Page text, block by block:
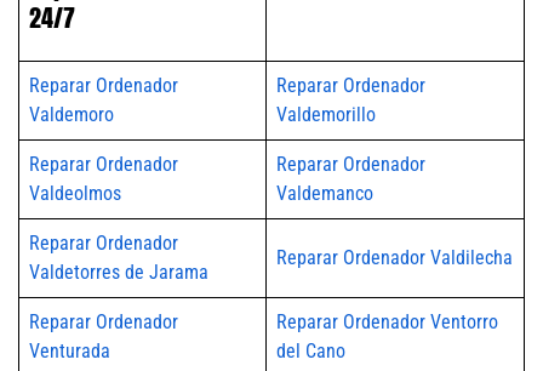
24/7
Reparar Ordenador
Valdemoro
Reparar Ordenador
Valdemorillo
Reparar Ordenador
Valdeolmos
Reparar Ordenador
Valdemanco
Reparar Ordenador
Valdetorres de Jarama
Reparar Ordenador Valdilecha
Reparar Ordenador
Venturada
Reparar Ordenador Ventorro
del Cano